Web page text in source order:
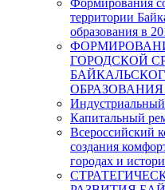
Формирования
территории
образования в
ГОРОДСКОЙ
ОБРАЗОВАНИЯ
Капитальный
Всероссийский
создания
городах и